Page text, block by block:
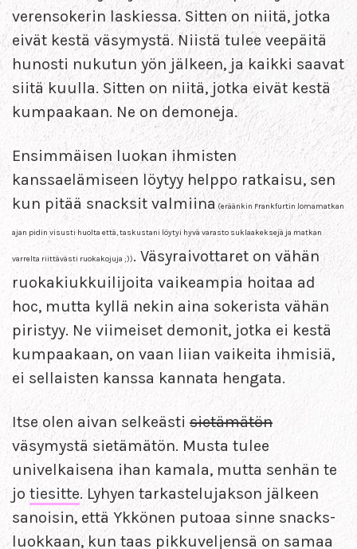
verensokerin laskiessa. Sitten on niitä, jotka
eivät kestä väsymystä. Niistä tulee veepäitä
hunosti nukutun yön jälkeen, ja kaikki saavat
siitä kuulla. Sitten on niitä, jotka eivät kestä
kumpaakaan. Ne on demoneja.
Ensimmäisen luokan ihmisten
kanssaelämiseen löytyy helppo ratkaisu, sen
kun pitää snacksit valmiina (eräänkin Frankfurtin lomamatkan
ajan pidin visusti huolta että, taskustani löytyi hyvä varasto suklaakeksejä ja matkan
varrelta riittävästi ruokakojuja ;)). Väsyraivottaret on vähän
ruokakiukkuilijoita vaikeampia hoitaa ad
hoc, mutta kyllä nekin aina sokerista vähän
piristyy. Ne viimeiset demonit, jotka ei kestä
kumpaakaan, on vaan liian vaikeita ihmisiä,
ei sellaisten kanssa kannata hengata.
Itse olen aivan selkeästi sietämätön
väsymystä sietämätön. Musta tulee
univelkaisena ihan kamala, mutta senhän te
jo tiesitte. Lyhyen tarkastelujakson jälkeen
sanoisin, että Ykkönen putoaa sinne snacks-
luokkaan, kun taas pikkuveljensä on samaa